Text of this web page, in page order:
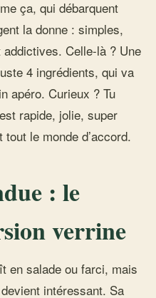
ça, qui débarquent
la donne : simples,
Celle-là ? Une
4 ingrédients, qui va
apéro. Curieux ? Tu
rapide, jolie, super
le monde d’accord.
: le
verrine
en salade ou farci, mais
intéressant. Sa